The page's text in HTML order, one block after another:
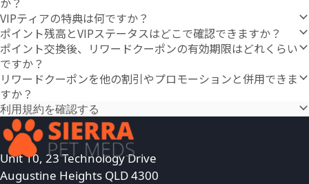
VIPティアの特典は何ですか？
ポイント残高とVIPステータスはどこで確認できますか？
ポイント交換後、リワードクーポンの有効期限はどれくらい
ですか？
リワードクーポンを他の割引やプロモーションと併用できま
すか？
利用規約を確認する
Unit 10, 23 Technology Drive
Augustine Heights QLD 4300